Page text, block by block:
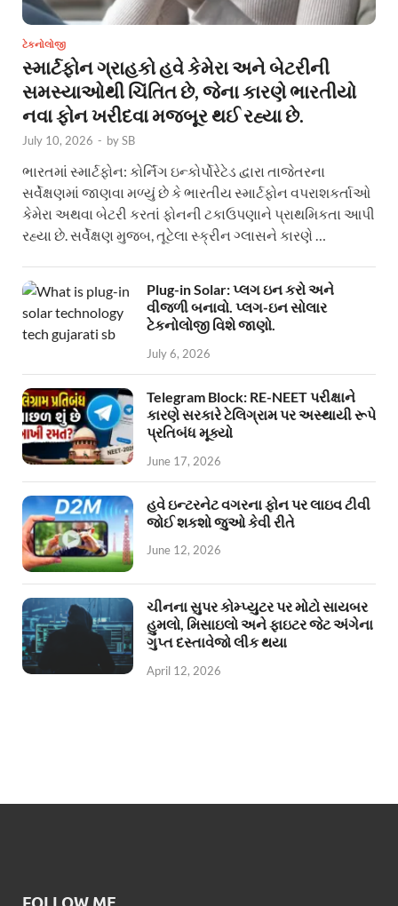
ટેકનોલોજી
સ્માર્ટફોન ગ્રાહકો હવે કેમેરા અને બેટરીની
સમસ્યાઓથી ચિંતિત છે, જેના કારણે ભારતીયો
નવા ફોન ખરીદવા મજબૂર થઈ રહ્યા છે.
July 10, 2026 - bySB
ભારતમાં સ્માર્ટફોન: કોર્નિંગ ઇન્કોર્પોરેટેડ દ્વારા તાજેતરના
સર્વેક્ષણમાં જાણવા મળ્યું છે કે ભારતીય સ્માર્ટફોન વપરાશકર્તાઓ
કેમેરા અથવા બેટરી કરતાં ફોનની ટકાઉપણાને પ્રાથમિકતા આપી
રહ્યા છે. સર્વેક્ષણ મુજબ, તૂટેલા સ્ક્રીન ગ્લાસને કારણે …
Plug-in Solar: પ્લગ ઇન કરો અને
વીજળી બનાવો. પ્લગ-ઇન સોલાર
ટેકનોલોજી વિશે જાણો.
July 6, 2026
Telegram Block: RE-NEET પરીક્ષાને
કારણે સરકારે ટેલિગ્રામ પર અસ્થાયી રૂપે
પ્રતિબંધ મૂક્યો
June 17, 2026
હવે ઇન્ટરનેટ વગરના ફોન પર લાઇવ ટીવી
જોઈ શકશો જુઓ કેવી રીતે
June 12, 2026
ચીનના સુપર કોમ્પ્યુટર પર મોટો સાયબર
હુમલો, મિસાઇલો અને ફાઇટર જેટ અંગેના
ગુપ્ત દસ્તાવેજો લીક થયા
April 12, 2026